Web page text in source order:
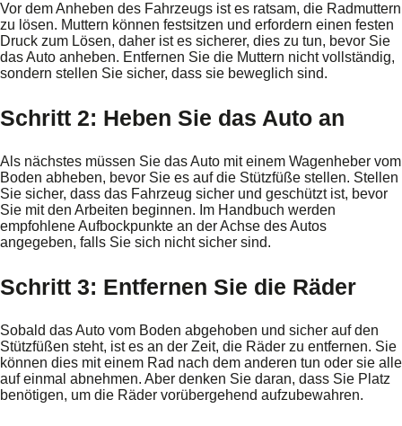
Vor dem Anheben des Fahrzeugs ist es ratsam, die Radmuttern
zu lösen. Muttern können festsitzen und erfordern einen festen
Druck zum Lösen, daher ist es sicherer, dies zu tun, bevor Sie
das Auto anheben. Entfernen Sie die Muttern nicht vollständig,
sondern stellen Sie sicher, dass sie beweglich sind.
Schritt 2: Heben Sie das Auto an
Als nächstes müssen Sie das Auto mit einem Wagenheber vom
Boden abheben, bevor Sie es auf die Stützfüße stellen. Stellen
Sie sicher, dass das Fahrzeug sicher und geschützt ist, bevor
Sie mit den Arbeiten beginnen. Im Handbuch werden
empfohlene Aufbockpunkte an der Achse des Autos
angegeben, falls Sie sich nicht sicher sind.
Schritt 3: Entfernen Sie die Räder
Sobald das Auto vom Boden abgehoben und sicher auf den
Stützfüßen steht, ist es an der Zeit, die Räder zu entfernen. Sie
können dies mit einem Rad nach dem anderen tun oder sie alle
auf einmal abnehmen. Aber denken Sie daran, dass Sie Platz
benötigen, um die Räder vorübergehend aufzubewahren.